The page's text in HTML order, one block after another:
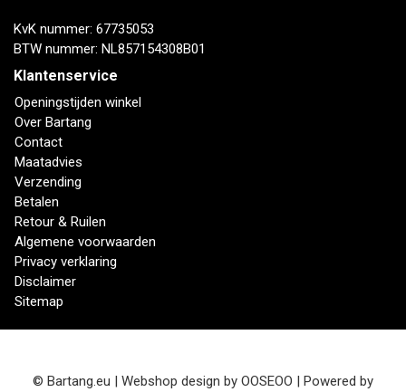
KvK nummer: 67735053
BTW nummer: NL857154308B01
Klantenservice
Openingstijden winkel
Over Bartang
Contact
Maatadvies
Verzending
Betalen
Retour & Ruilen
Algemene voorwaarden
Privacy verklaring
Disclaimer
Sitemap
© Bartang.eu | Webshop design by OOSEOO | Powered by